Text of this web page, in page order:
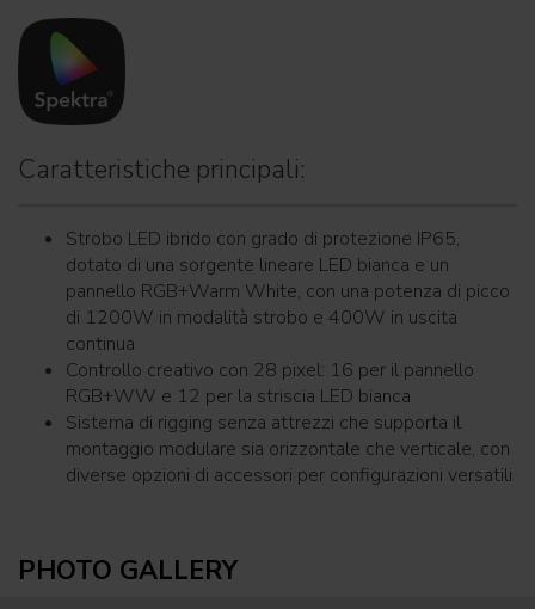
Caratteristiche principali:
Strobo LED ibrido con grado di protezione IP65,
dotato di una sorgente lineare LED bianca e un
pannello RGB+Warm White, con una potenza di picco
di 1200W in modalità strobo e 400W in uscita
continua
Controllo creativo con 28 pixel: 16 per il pannello
RGB+WW e 12 per la striscia LED bianca
Sistema di rigging senza attrezzi che supporta il
montaggio modulare sia orizzontale che verticale, con
diverse opzioni di accessori per configurazioni versatili
PHOTO GALLERY